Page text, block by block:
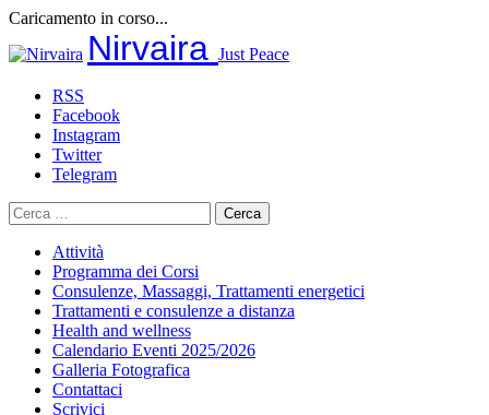
Caricamento in corso...
al
Nirvaira Just Peace
RSS
Facebook
Instagram
Twitter
Telegram
Ricerca
per:
Attività
Programma dei Corsi
Consulenze, Massaggi, Trattamenti energetici
Trattamenti e consulenze a distanza
Health and wellness
Calendario Eventi 2025/2026
Galleria Fotografica
Contattaci
Scrivici